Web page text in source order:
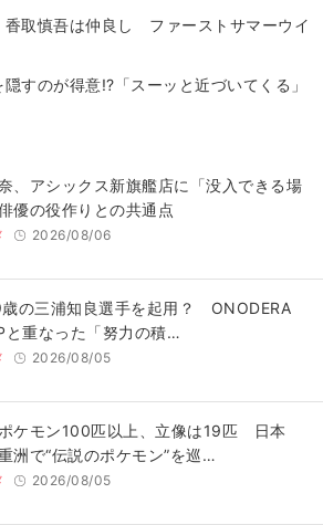
香取慎吾は仲良し ファーストサマーウイ
すのが得意!?「スーッと近づいてくる」
、アシックス新旗艦店に「没入できる場
優の役作りとの共通点
2026/08/06
の三浦知良選手を起用？ ONODERA
と重なった「努力の積…
2026/08/05
ケモン100匹以上、立像は19匹 日本
洲で“伝説のポケモン”を巡…
2026/08/05